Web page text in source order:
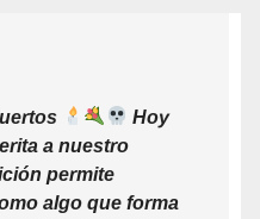
Hoy
a nuestro
permite
algo que forma